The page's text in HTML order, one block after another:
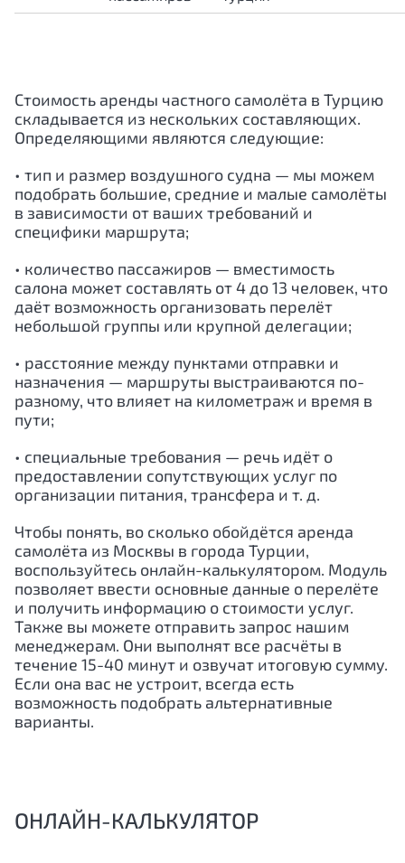
Стоимость аренды частного самолёта в Турцию
складывается из нескольких составляющих.
Определяющими являются следующие:
• тип и размер воздушного судна — мы можем
подобрать большие, средние и малые самолёты
в зависимости от ваших требований и
специфики маршрута;
• количество пассажиров — вместимость
салона может составлять от 4 до 13 человек, что
даёт возможность организовать перелёт
небольшой группы или крупной делегации;
• расстояние между пунктами отправки и
назначения — маршруты выстраиваются по-
разному, что влияет на километраж и время в
пути;
• специальные требования — речь идёт о
предоставлении сопутствующих услуг по
организации питания, трансфера и т. д.
Чтобы понять, во сколько обойдётся аренда
самолёта из Москвы в города Турции,
воспользуйтесь онлайн-калькулятором. Модуль
позволяет ввести основные данные о перелёте
и получить информацию о стоимости услуг.
Также вы можете отправить запрос нашим
менеджерам. Они выполнят все расчёты в
течение 15-40 минут и озвучат итоговую сумму.
Если она вас не устроит, всегда есть
возможность подобрать альтернативные
варианты.
ОНЛАЙН-КАЛЬКУЛЯТОР